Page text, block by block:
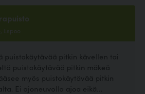
Espoo
puistokäytävää pitkin kävellen tai
puistokäytävää pitkin mäkeä
myös puistokäytävää pitkin
Ei ajoneuvolla ajoa eikä...